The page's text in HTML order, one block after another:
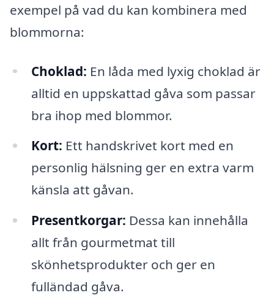
exempel på vad du kan kombinera med
blommorna:
Choklad: En låda med lyxig choklad är
alltid en uppskattad gåva som passar
bra ihop med blommor.
Kort: Ett handskrivet kort med en
personlig hälsning ger en extra varm
känsla att gåvan.
Presentkorgar: Dessa kan innehålla
allt från gourmetmat till
skönhetsprodukter och ger en
fulländad gåva.